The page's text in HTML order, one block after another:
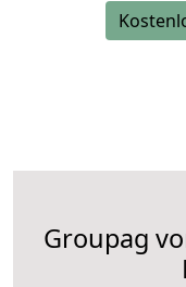
Groupag